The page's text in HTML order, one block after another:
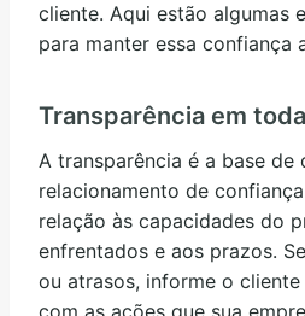
cliente. Aqui estão algumas
para manter essa confiança
Transparência em
A transparência é a base de
relacionamento de
relação às capacidades do
enfrentados e aos prazos.
ou atrasos, informe o
com as ações que sua